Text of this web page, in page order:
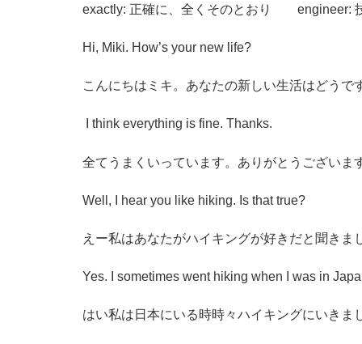
exactly: 正確に、全くそのとおり engineer:
Hi, Miki. How’s your new life?
こんにちはミキ。あなたの新しい生活はどうで
I think everything is fine. Thanks.
全てうまくいっています。ありがとうございま
Well, I hear you like hiking. Is that true?
えー私はあなたがハイキングが好きだと聞きま
Yes. I sometimes went hiking when I was in
はい私は日本にいる時時々ハイキングにいきま